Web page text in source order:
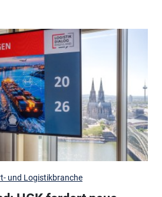
und Logistikbranche